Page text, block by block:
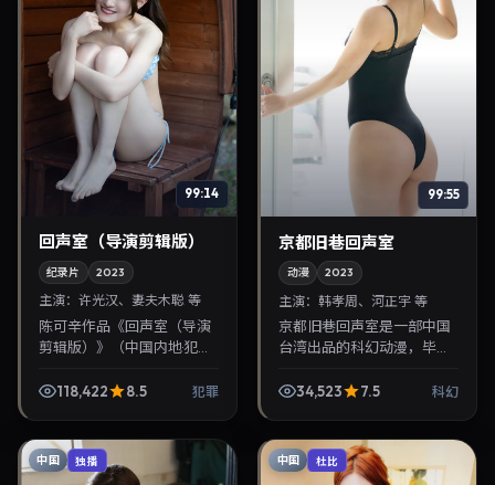
99:14
回声室（导演剪辑版）
纪录片 2023
主演： 许光汉、妻夫木聪 等
陈可辛作品《回声室（导演
剪辑版）》（中国内地·犯
衔，2023年2月25日正式上
118,422 8.5 犯罪
99:55
京都旧巷回声室
动漫 2023
主演：韩孝周、河正宇 等
京都旧巷回声室是一部中国
台湾出品的科幻动漫，毕赣
演，2023年4月1日院线上
34,523 7.5 科幻
中国 独播 中国 杜比